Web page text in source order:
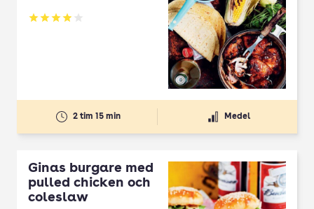
Betyg: 3.93 av 5
2 tim 15 min Medel
Ginas burgare med
pulled chicken och
coleslaw